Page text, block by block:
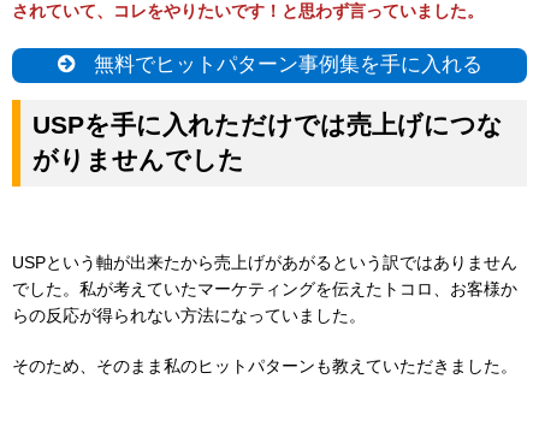
されていて、コレをやりたいです！と思わず言っていました。
無料でヒットパターン事例集を手に入れる
USPを手に入れただけでは売上げにつな
がりませんでした
USPという軸が出来たから売上げがあがるという訳ではありません
でした。私が考えていたマーケティングを伝えたトコロ、 お客様か
らの反応が得られない方法になっていました。
そのため、そのまま私のヒットパターンも教えていただきました。